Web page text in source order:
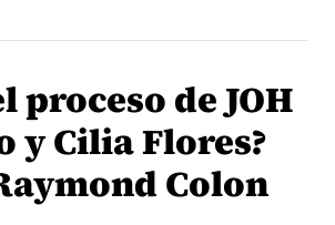
proceso de JOH
y Cilia Flores?
Colon